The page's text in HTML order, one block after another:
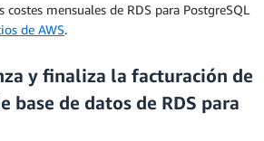
costes mensuales de RDS para PostgreSQL
de AWS.
y finaliza la facturación de
base de datos de RDS para